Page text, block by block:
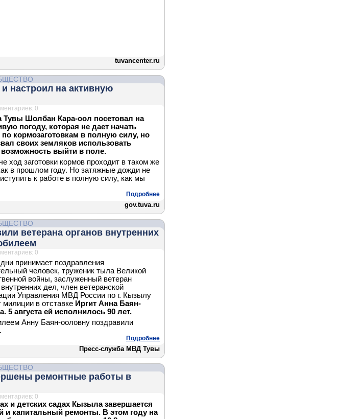
tuvancenter.ru
настроил на активную
0
Тувы Шолбан Кара-оол посетовал на
погоду, которая не дает начать
кормозаготовкам в полную силу, но
своих земляков использовать
выйти в поле.
ход заготовки кормов проходит в таком же
в прошлом году. Но затяжные дожди не
к работе в полную силу, как мы
Подробнее
gov.tuva.ru
ветерана органов внутренних
0
принимает поздравления
человек, труженик тыла Великой
войны, заслуженный ветеран
внутренних дел, член ветеранской
Управления МВД России по г. Кызылу
милиции в отставке Иргит Анна Баян-
5 августа ей исполнилось 90 лет.
Анну Баян-ооловну поздравили
Подробнее
Пресс-служба МВД Тувы
ремонтные работы в
0
и детских садах Кызыла завершается
и капитальный ремонты. В этом году на